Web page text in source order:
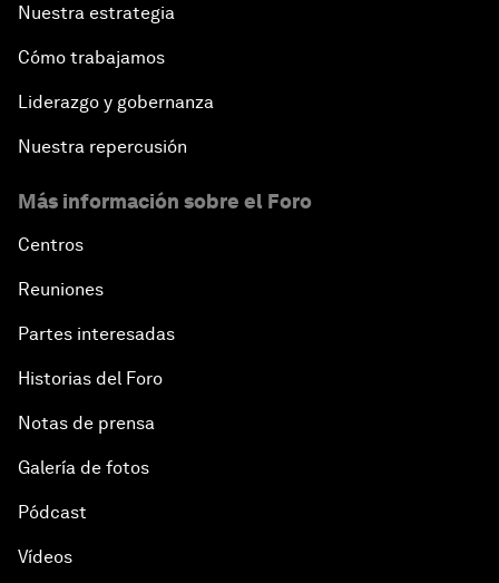
Nuestra estrategia
Cómo trabajamos
Liderazgo y gobernanza
Nuestra repercusión
Más información sobre el Foro
Centros
Reuniones
Partes interesadas
Historias del Foro
Notas de prensa
Galería de fotos
Pódcast
Vídeos